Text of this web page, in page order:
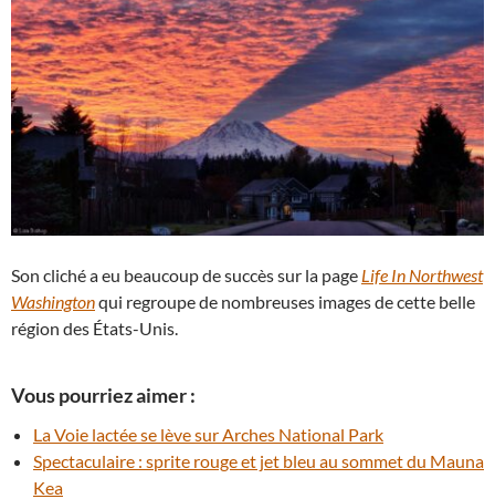
Son cliché a eu beaucoup de succès sur la page Life In Northwest
Washingtonqui regroupe de nombreuses images de cette belle
région des États-Unis.
Vous pourriez aimer :
La Voie lactée se lève sur Arches National Park
Spectaculaire : sprite rouge et jet bleu au sommet du Mauna
Kea